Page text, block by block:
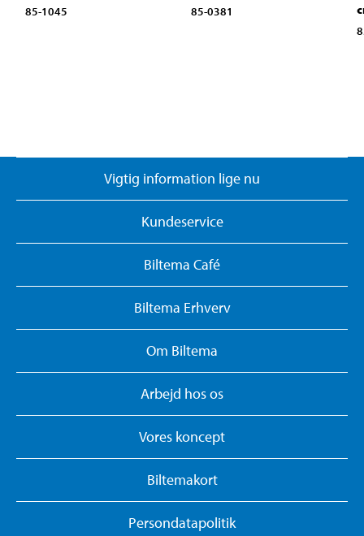
85-1045 85-0381
Vigtig information lige nu
Kundeservice
Biltema Café
Biltema Erhverv
Om Biltema
Arbejd hos os
Vores koncept
Biltemakort
Persondatapolitik